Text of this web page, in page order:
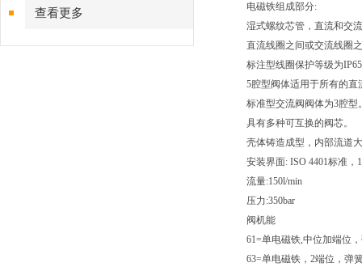
查看更多
电磁铁组成部分:
湿式螺纹芯管，直流和交
直流线圈之间或交流线圈
标注型线圈保护等级为
5腔型阀体适用于所有的
标准型交流阀阀体为3腔型
具有多种可互换的阀芯。
壳体铸造成型，内部流道
安装界面: ISO 4401标准，
流量:150l/min
压力:350bar
阀机能
61=单电磁铁,中位加端位
63=单电磁铁，2端位，弹